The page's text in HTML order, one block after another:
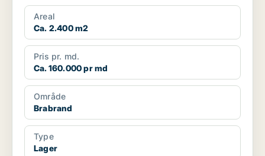
Areal
Ca. 2.400 m2
Pris pr. md.
Ca. 160.000 pr md
Område
Brabrand
Type
Lager